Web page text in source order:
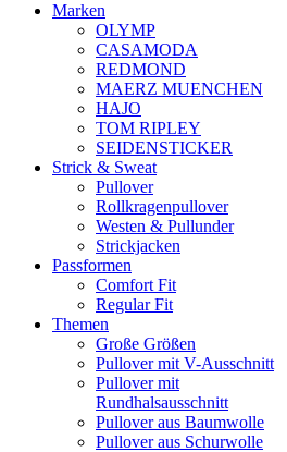
Marken
OLYMP
CASAMODA
REDMOND
MAERZ MUENCHEN
HAJO
TOM RIPLEY
SEIDENSTICKER
Strick & Sweat
Pullover
Rollkragenpullover
Westen & Pullunder
Strickjacken
Passformen
Comfort Fit
Regular Fit
Themen
Große Größen
Pullover mit V-Ausschnitt
Pullover mit
Rundhalsausschnitt
Pullover aus Baumwolle
Pullover aus Schurwolle